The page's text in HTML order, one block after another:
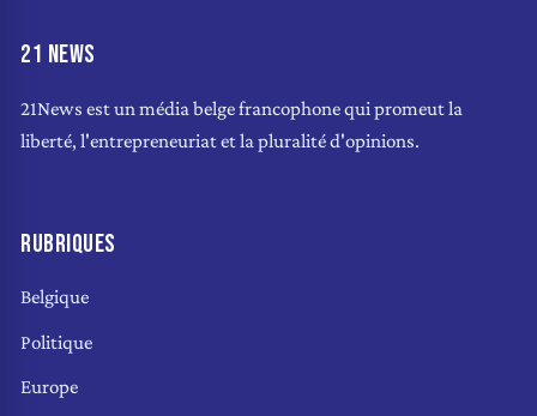
21 NEWS
21News est un média belge francophone qui promeut la
liberté, l'entrepreneuriat et la pluralité d'opinions.
RUBRIQUES
Belgique
Politique
Europe